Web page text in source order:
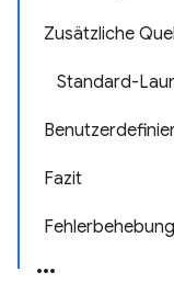
Zusätzliche
Standard-
Fazit
Fehlerbehebung